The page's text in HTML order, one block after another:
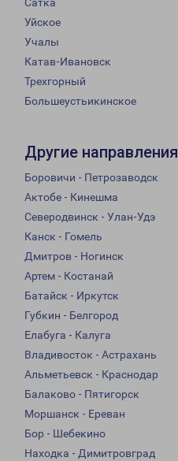
Сатка
Уйское
Учалы
Катав-Ивановск
Трехгорный
Большеустьикинское
Другие направления
Боровичи - Петрозаводск
Актобе - Кинешма
Северодвинск - Улан-Удэ
Канск - Гомель
Дмитров - Ногинск
Артем - Костанай
Батайск - Иркутск
Губкин - Белгород
Елабуга - Калуга
Владивосток - Астрахань
Альметьевск - Краснодар
Балаково - Пятигорск
Моршанск - Ереван
Бор - Шебекино
Находка - Димитровград